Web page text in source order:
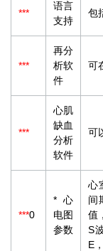
***
语言
支持
包
***
再分
析软
件
可
***
心肌
缺血
分析
软件
可
***0
*心
电图
参数
心
间
值
S
E